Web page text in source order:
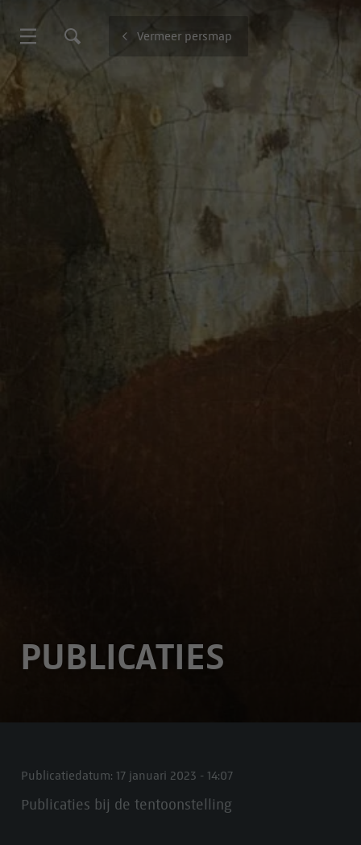
Vermeer persmap
PUBLICATIES
Publicatiedatum: 17 januari 2023 - 14:07
Publicaties bij de tentoonstelling